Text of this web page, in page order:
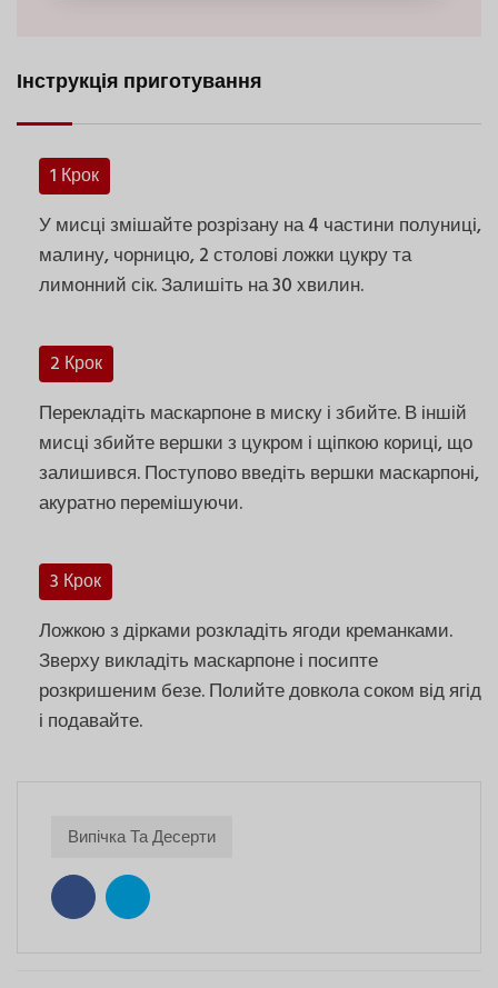
Інструкція приготування
1 Крок
У мисці змішайте розрізану на 4 частини полуниці,
малину, чорницю, 2 столові ложки цукру та
лимонний сік. Залишіть на 30 хвилин.
2 Крок
Перекладіть маскарпоне в миску і збийте. В іншій
мисці збийте вершки з цукром і щіпкою кориці, що
залишився. Поступово введіть вершки маскарпоні,
акуратно перемішуючи.
3 Крок
Ложкою з дірками розкладіть ягоди креманками.
Зверху викладіть маскарпоне і посипте
розкришеним безе. Полийте довкола соком від ягід
і подавайте.
Випічка Та Десерти